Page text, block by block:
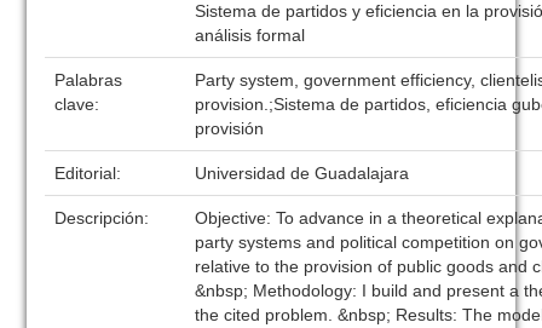
Sistema de partidos y eficiencia en la
análisis formal
Palabras
clave:
Party system, government efficiency,
provision.;Sistema de partidos, eficiencia
provisión
Editorial: Universidad de Guadalajara
Descripción:
Objective: To advance in a theoretical
party systems and political competition on
relative to the provision of public goods and
&nbsp; Methodology: I build and present a
the cited problem. &nbsp; Results: The